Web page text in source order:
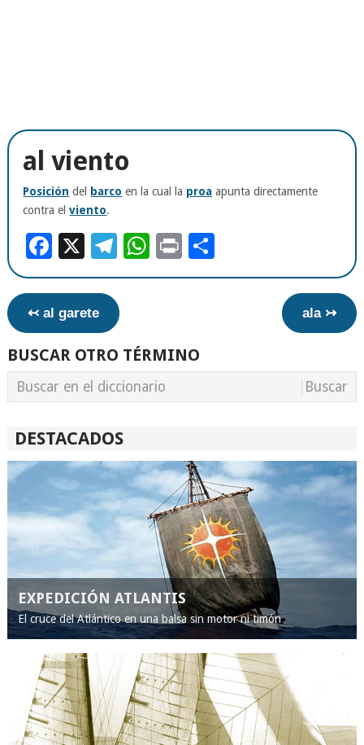
al viento
Posición del barco en la cual la proa apunta directamente
contra elviento.
Facebook
X Telegram
WhatsApp
Print
↢ al garete ala ↣
BUSCAR OTRO TÉRMINO
DESTACADOS
EXPEDICIÓN ATLANTIS
El cruce del Atlántico en una balsa sin motor ni timón